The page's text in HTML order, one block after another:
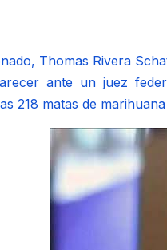
Thomas Rivera
ante un juez
218 matas de